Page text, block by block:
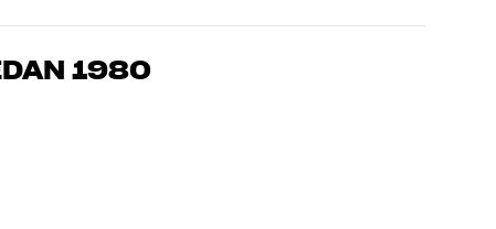
kan produkterna och brinner för riktigt bra ljud – både till
1980